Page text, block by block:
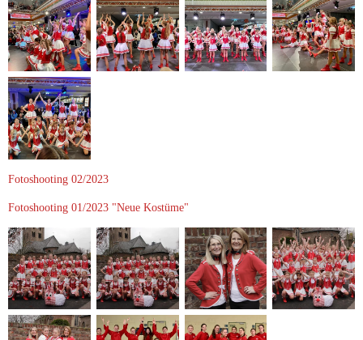
Fotoshooting 02/2023
Fotoshooting 01/2023 "Neue Kostüme"